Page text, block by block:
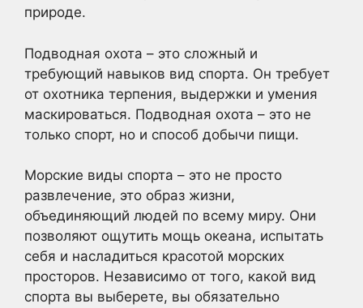
природе.
Подводная охота – это сложный и
требующий навыков вид спорта. Он требует
от охотника терпения, выдержки и умения
маскироваться. Подводная охота – это не
только спорт, но и способ добычи пищи.
Морские виды спорта – это не просто
развлечение, это образ жизни,
объединяющий людей по всему миру. Они
позволяют ощутить мощь океана, испытать
себя и насладиться красотой морских
просторов. Независимо от того, какой вид
спорта вы выберете, вы обязательно